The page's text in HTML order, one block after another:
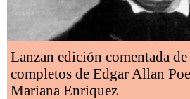
Lanzan edición comentada
completos de Edgar Allan
Mariana Enriquez